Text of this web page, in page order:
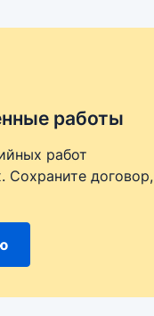
работы
работ
Сохраните договор,